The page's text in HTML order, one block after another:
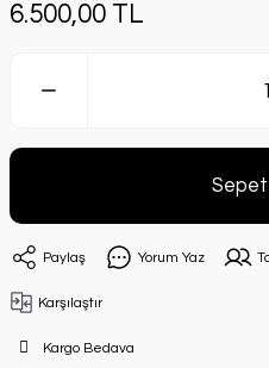
6.500,00 TL
Paylaş Yorum Yaz
Karşılaştır
Kargo Bedava